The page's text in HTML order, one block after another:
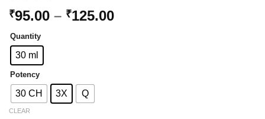
₹95.00 – ₹125.00Price
Quantity
30 ml
Potency
30 CH 3X Q
CLEAR